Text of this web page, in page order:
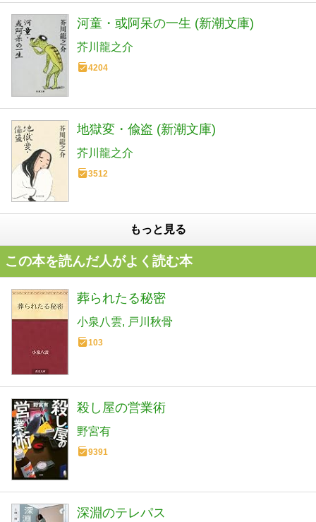
河童・或阿呆の一生 (新潮文庫)
芥川龍之介
4204
地獄変・偸盗 (新潮文庫)
芥川龍之介
3512
もっと見る
この本を読んだ人がよく読む本
葬られたる秘密
小泉八雲 戸川秋骨
103
殺し屋の営業術
野宮有
9391
深淵のテレパス